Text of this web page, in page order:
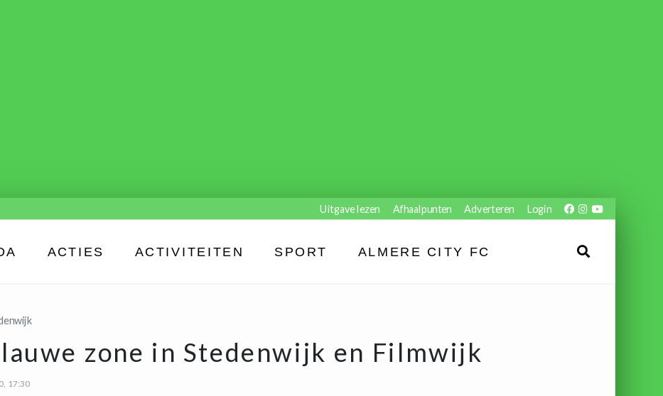
Uitgave lezen Afhaalpunten Adverteren Login
ACTIES ACTIVITEITEN SPORT ALMERE CITY FC
zone in Stedenwijk en Filmwijk
17:30